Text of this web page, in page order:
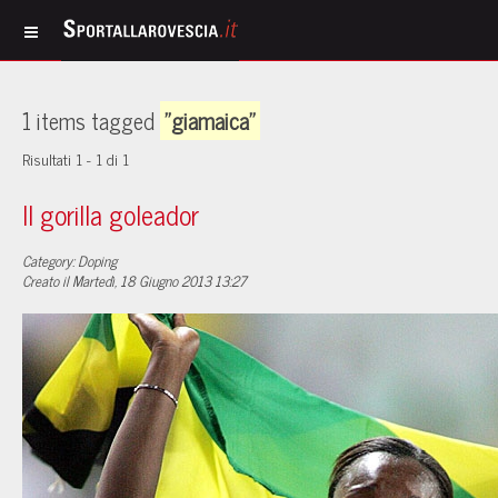
1 items tagged "giamaica"
Risultati 1 - 1 di 1
Il gorilla goleador
Category: Doping
Creato il Martedì, 18 Giugno 2013 13:27